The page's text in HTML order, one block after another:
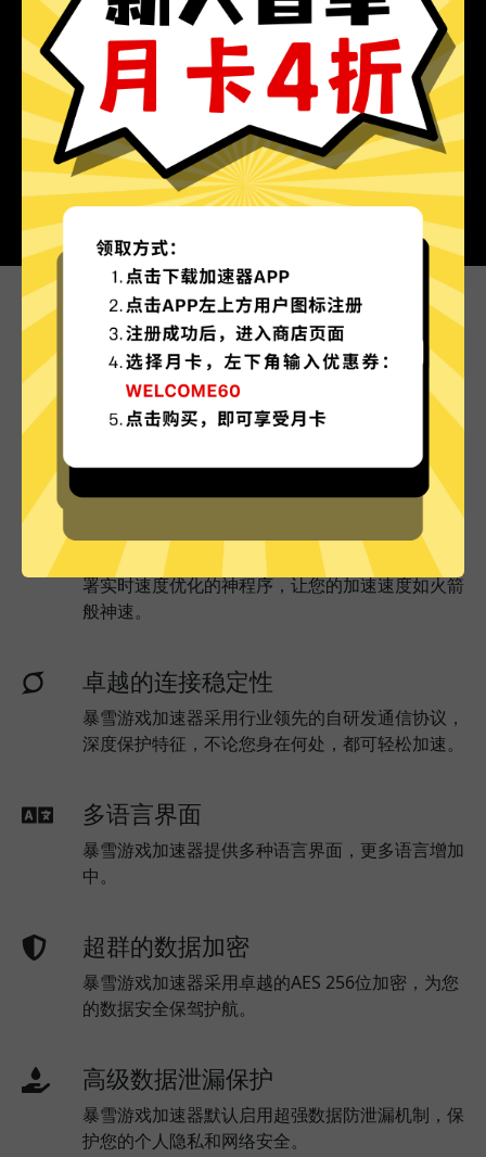
为什么选择暴雪游戏加速器?
更多服务器地区选择
暴雪游戏加速器现已拥有超多加速服务器节点，并
暴雪游戏加速器已为所有暴雪游戏加速器服务器部
署实时速度优化的神程序，让您的加速速度如火箭
般神速。
卓越的连接稳定性
暴雪游戏加速器采用行业领先的自研发通信协议，
深度保护特征，不论您身在何处，都可轻松加速。
多语言界面
暴雪游戏加速器提供多种语言界面，更多语言增加
中。
超群的数据加密
暴雪游戏加速器采用卓越的AES 256位加密，为您
的数据安全保驾护航。
高级数据泄漏保护
暴雪游戏加速器默认启用超强数据防泄漏机制，保
护您的个人隐私和网络安全。